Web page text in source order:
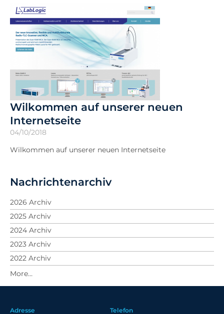
Wilkommen auf unserer neuen
Internetseite
04/10/2018
Wilkommen auf unserer neuen Internetseite
Nachrichtenarchiv
2026 Archiv
2025 Archiv
2024 Archiv
2023 Archiv
2022 Archiv
2021 Archiv
2020 Archiv
Adresse
Telefon